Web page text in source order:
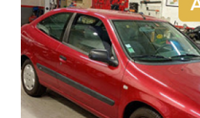
Maison du Vélo
Contact